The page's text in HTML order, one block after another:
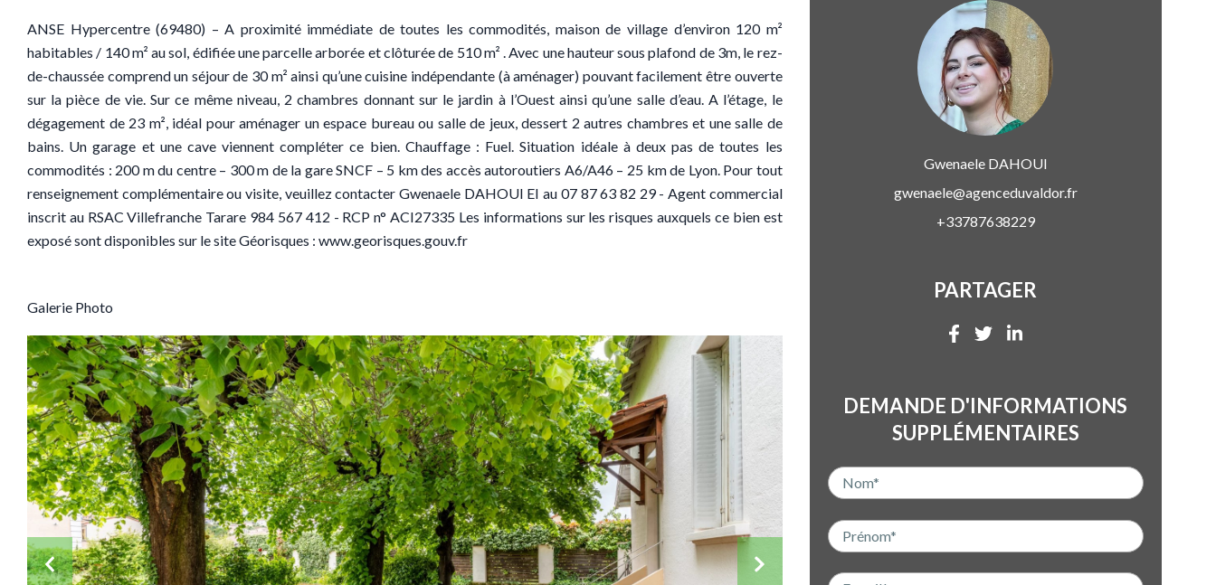
ANSE Hypercentre (69480) – A proximité immédiate de toutes les commodités, maison de village d’environ 120 m²
habitables / 140 m² au sol, édifiée une parcelle arborée et clôturée de 510 m² . Avec une hauteur sous plafond de 3m, le rez-
de-chaussée comprend un séjour de 30 m² ainsi qu’une cuisine indépendante (à aménager) pouvant facilement être ouverte
sur la pièce de vie. Sur ce même niveau, 2 chambres donnant sur le jardin à l’Ouest ainsi qu’une salle d’eau. A l’étage, le
dégagement de 23 m², idéal pour aménager un espace bureau ou salle de jeux, dessert 2 autres chambres et une salle de
bains. Un garage et une cave viennent compléter ce bien. Chauffage : Fuel. Situation idéale à deux pas de toutes les
commodités : 200 m du centre – 300 m de la gare SNCF – 5 km des accès autoroutiers A6/A46 – 25 km de Lyon. Pour tout
renseignement complémentaire ou visite, veuillez contacter Gwenaele DAHOUI EI au 07 87 63 82 29 - Agent commercial
inscrit au RSAC Villefranche Tarare 984 567 412 - RCP n° ACI27335 Les informations sur les risques auxquels ce bien est
exposé sont disponibles sur le site Géorisques : www.georisques.gouv.fr
Galerie Photo
GwenaeleDAHOUI
gwenaele@agenceduvaldor.fr
+33787638229
PARTAGER
DEMANDE D'INFORMATIONS
SUPPLÉMENTAIRES